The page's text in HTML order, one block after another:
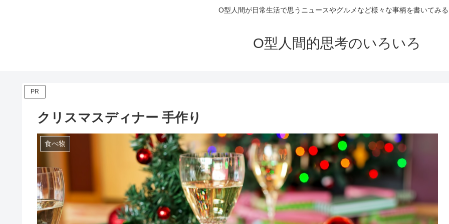
O型人間が日常生活で思うニュースやグルメなど様々な事柄を書いてみ
O型人間的思考のいろいろ
PR
クリスマスディナー 手作り
食べ物